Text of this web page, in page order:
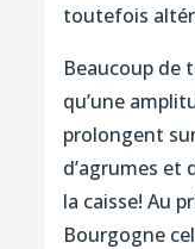
toutefois
Beaucoup de
qu’une
prolongent
d’agrumes et
la caisse! Au
Bourgogne